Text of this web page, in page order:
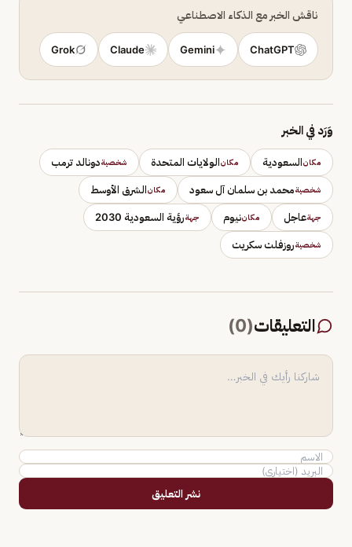
ناقش الخبر مع الذكاء الاصطناعي
ChatGPT
Gemini
Claude
Grok
وَرَد في الخبر
مكانالسعودية مكانالولايات المتحدة شخصيةدونالد ترمب
شخصيةمحمد بن سلمان آل سعود مكانالشرق الأوسط
جهةعاجل مكاننيوم جهةرؤية السعودية 2030
شخصيةروزفلت سكريت
التعليقات(
0
)
نشر التعليق